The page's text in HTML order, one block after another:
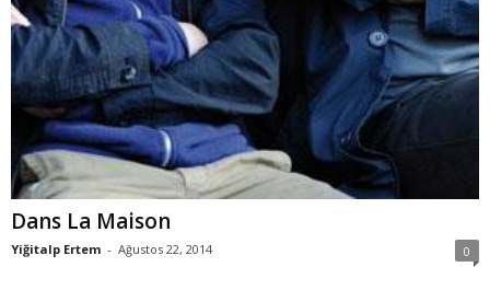
Dans La Maison
Yiğitalp Ertem - Ağustos 22, 2014 0